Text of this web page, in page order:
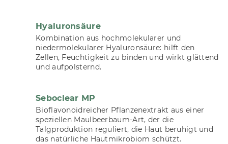
Hyaluronsäure
Kombination aus hochmolekularer und
niedermolekularer Hyaluronsäure: hilft den
Zellen, Feuchtigkeit zu binden und wirkt glättend
und aufpolsternd.
Seboclear MP
Bioflavonoidreicher Pflanzenextrakt aus einer
speziellen Maulbeerbaum-Art, der die
Talgproduktion reguliert, die Haut beruhigt und
das natürliche Hautmikrobiom schützt.